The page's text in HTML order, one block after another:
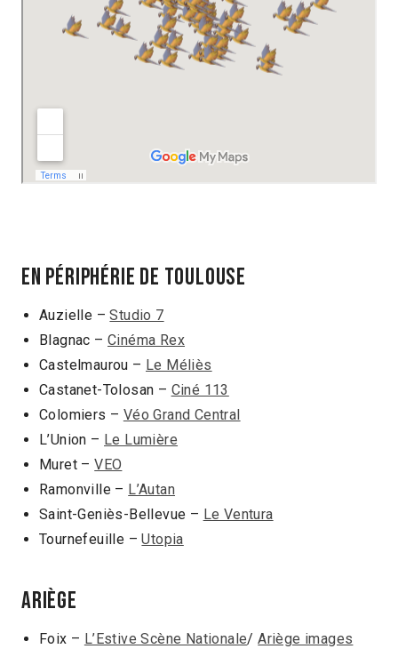
EN PÉRIPHÉRIE DE TOULOUSE
Auzielle –Studio 7
Blagnac –Cinéma Rex
Castelmaurou – Le Méliès
Castanet-Tolosan – Ciné 113
Colomiers – Véo Grand Central
L’Union – Le Lumière
Muret –VEO
Ramonville – L’Autan
Saint-Geniès-Bellevue – Le Ventura
Tournefeuille –Utopia
ARIÈGE
Foix – L’Estive Scène Nationale/Ariège images